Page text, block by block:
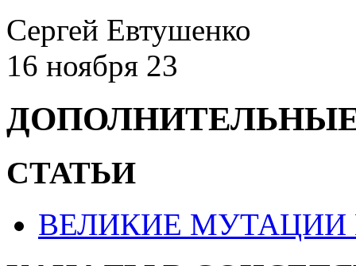
Сергей Евтушенко
16 ноября 23
СТАТЬИ
ВЕЛИКИЕ МУТАЦИИ